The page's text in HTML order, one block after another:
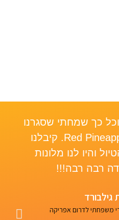
כך שמחתי שסגרנו
הכל דרך חברת Red Pineapple. קיבלנו
והיו לנו מלונות
רבה רבה!!!
משפחתי לדרום אפריקה